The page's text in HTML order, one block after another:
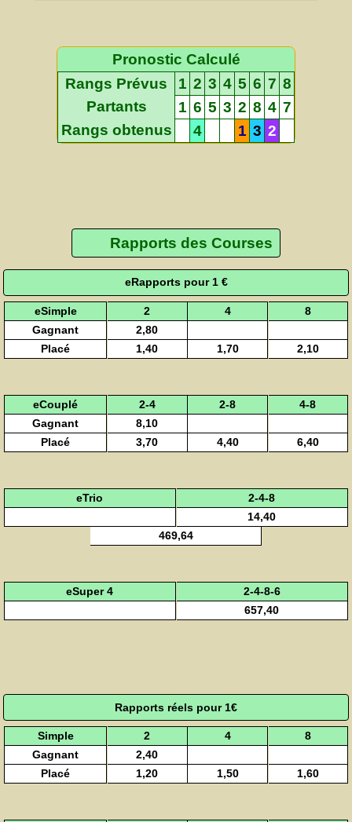
Pronostic Calculé
Rangs Prévus
1 2 3 4 5 6 7 8
Partants
1 6 5 3 2 8 4 7
Rangs obtenus
4 1 3 2
Rapports des Courses
eRapports pour 1 €
eSimple 2 4
8
Gagnant
2,80
Placé
1,40 1,70 2,10
eCouplé 2-4 2-8
4-8
Gagnant
8,10
Placé
3,70 4,40 6,40
eTrio
2-4-8
14,40
469,64
eSuper 4
2-4-8-6
657,40
Rapports réels pour 1€
Simple 2 4
8
Gagnant
2,40
Placé
1,20 1,50 1,60